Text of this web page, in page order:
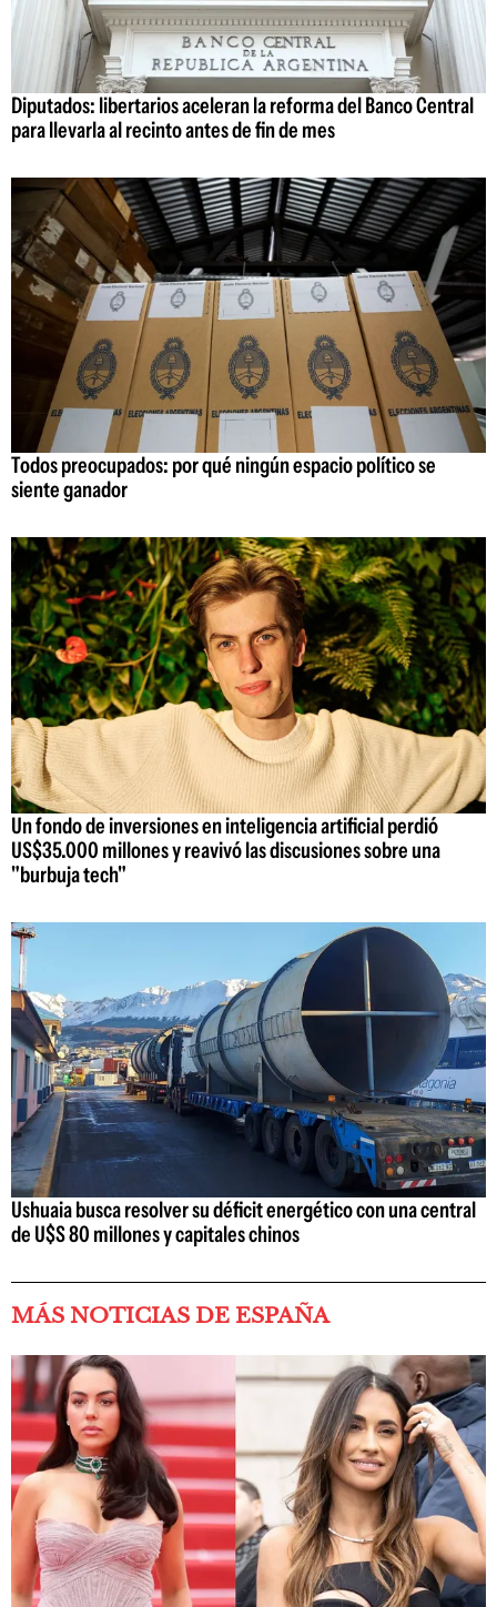
Diputados: libertarios aceleran la reforma del Banco Central
para llevarla al recinto antes de fin de mes
Todos preocupados: por qué ningún espacio político se
siente ganador
Un fondo de inversiones en inteligencia artificial perdió
US$35.000 millones y reavivó las discusiones sobre una
"burbuja tech"
Ushuaia busca resolver su déficit energético con una central
de U$S 80 millones y capitales chinos
MÁS NOTICIAS DE ESPAÑA